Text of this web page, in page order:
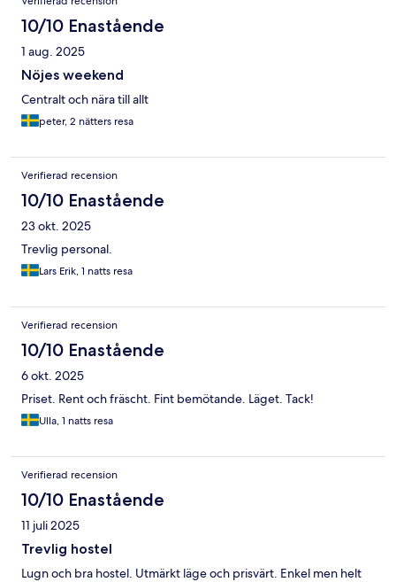
10/10 Enastående
1 aug. 2025
Nöjes weekend
Centralt och nära till allt
peter, 2 nätters resa
Verifierad recension
10/10 Enastående
23 okt. 2025
Trevlig personal.
Lars Erik, 1 natts resa
Verifierad recension
10/10 Enastående
6 okt. 2025
Priset. Rent och fräscht. Fint bemötande. Läget. Tack!
Ulla, 1 natts resa
Verifierad recension
10/10 Enastående
11 juli 2025
Trevlig hostel
Lugn och bra hostel. Utmärkt läge och prisvärt. Enkel men helt